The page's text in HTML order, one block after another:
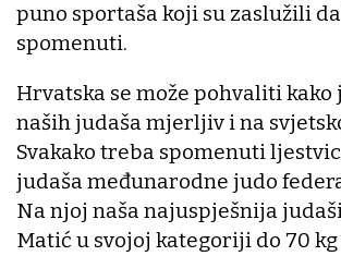
puno sportaša koji su zaslužili
spomenuti.
Hrvatska se može pohvaliti kako
naših judaša mjerljiv i na
Svakako treba spomenuti
judaša međunarodne judo
Na njoj naša najuspješnija
Matić u svojoj kategoriji do 70